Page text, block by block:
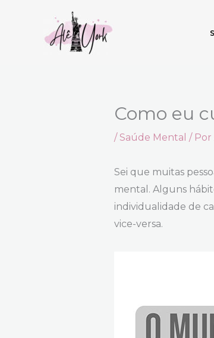
Como eu
/Saúde Mental / Por
Sei que muitas
mental. Alguns
individualidade de
vice-versa.